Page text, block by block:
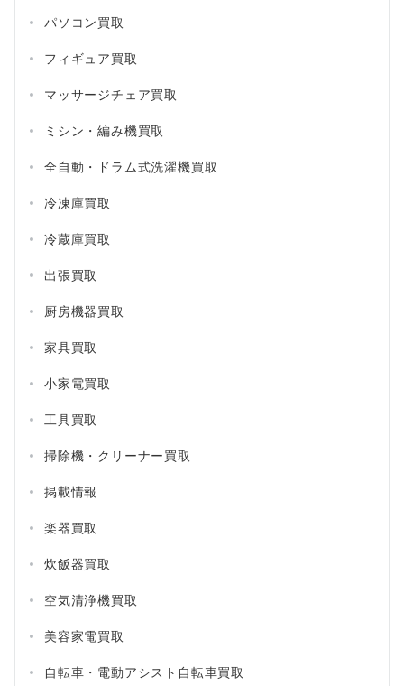
パソコン買取
フィギュア買取
マッサージチェア買取
ミシン・編み機買取
全自動・ドラム式洗濯機買取
冷凍庫買取
冷蔵庫買取
出張買取
厨房機器買取
家具買取
小家電買取
工具買取
掃除機・クリーナー買取
掲載情報
楽器買取
炊飯器買取
空気清浄機買取
美容家電買取
自転車・電動アシスト自転車買取